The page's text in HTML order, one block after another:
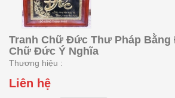
Tranh Chữ Đức Thư Pháp Bằng
Chữ Đức Ý Nghĩa
Thương hiệu :
Liên hệ